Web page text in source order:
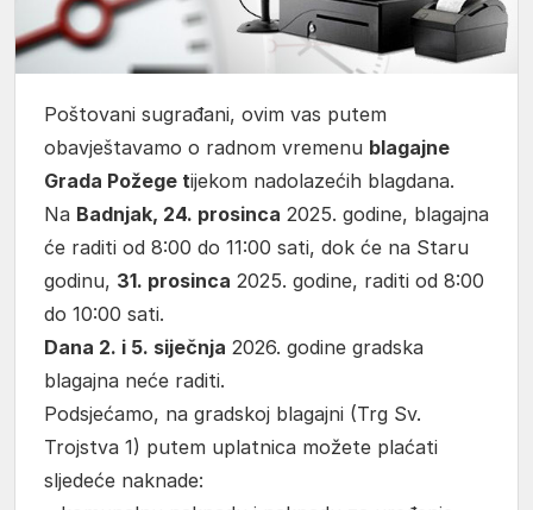
Poštovani sugrađani, ovim vas putem
obavještavamo o radnom vremenu blagajne
Grada Požege tijekom nadolazećih blagdana.
Na Badnjak, 24. prosinca 2025. godine, blagajna
će raditi od 8:00 do 11:00 sati, dok će na Staru
godinu, 31. prosinca 2025. godine, raditi od 8:00
do 10:00 sati.
Dana 2. i 5. siječnja 2026. godine gradska
blagajna neće raditi.
Podsjećamo, na gradskoj blagajni (Trg Sv.
Trojstva 1) putem uplatnica možete plaćati
sljedeće naknade: